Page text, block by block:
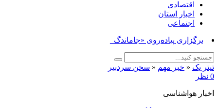
اقتصادی
اخبار استان
اجتماعی
برگزاری پیاده‌روی «جاماندگان ارب_
تیتر یک « خبر مهم « سخن سردبیر
0 نظر
اخبار هواشناسی